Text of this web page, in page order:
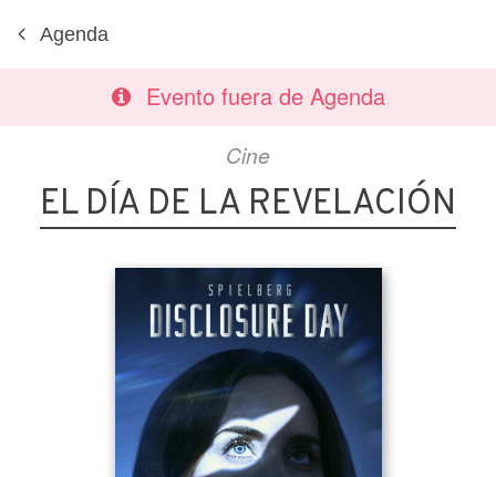
Agenda
Evento fuera de Agenda
Cine
EL DÍA DE LA REVELACIÓN